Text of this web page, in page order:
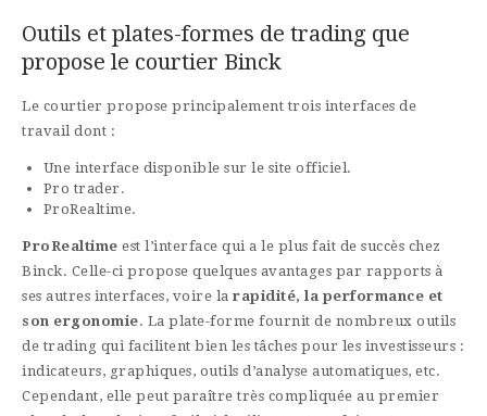
Outils et plates-formes de trading que
propose le courtier Binck
Le courtier propose principalement trois interfaces de
travail dont :
Une interface disponible sur le site officiel.
Pro trader.
ProRealtime.
ProRealtime est l’interface qui a le plus fait de succès chez
Binck. Celle-ci propose quelques avantages par rapports à
ses autres interfaces, voire la rapidité, la performance et
son ergonomie. La plate-forme fournit de nombreux outils
de trading qui facilitent bien les tâches pour les investisseurs :
indicateurs, graphiques, outils d’analyse automatiques, etc.
Cependant, elle peut paraître très compliquée au premier